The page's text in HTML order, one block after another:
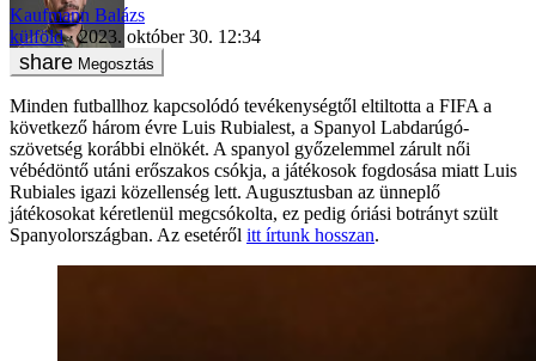
Kaufmann Balázs
külföld
2023. október 30. 12:34
Megosztás
Minden futballhoz kapcsolódó tevékenységtől eltiltotta a FIFA a
következő három évre Luis Rubialest, a Spanyol Labdarúgó-
szövetség korábbi elnökét. A spanyol győzelemmel zárult női
vébédöntő utáni erőszakos csókja, a játékosok fogdosása miatt Luis
Rubiales igazi közellenség lett. Augusztusban az ünneplő
játékosokat kéretlenül megcsókolta, ez pedig óriási botrányt szült
Spanyolországban. Az esetéről itt írtunk hosszan.